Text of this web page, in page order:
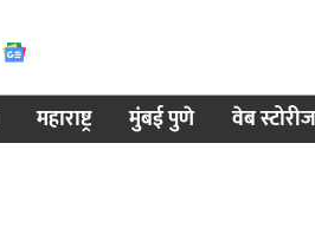
महाराष्ट्र मुंबई पुणे वेब स्टोरीज